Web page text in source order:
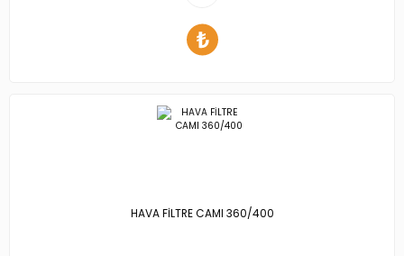
HAVA FİLTRE CAMI 360/400